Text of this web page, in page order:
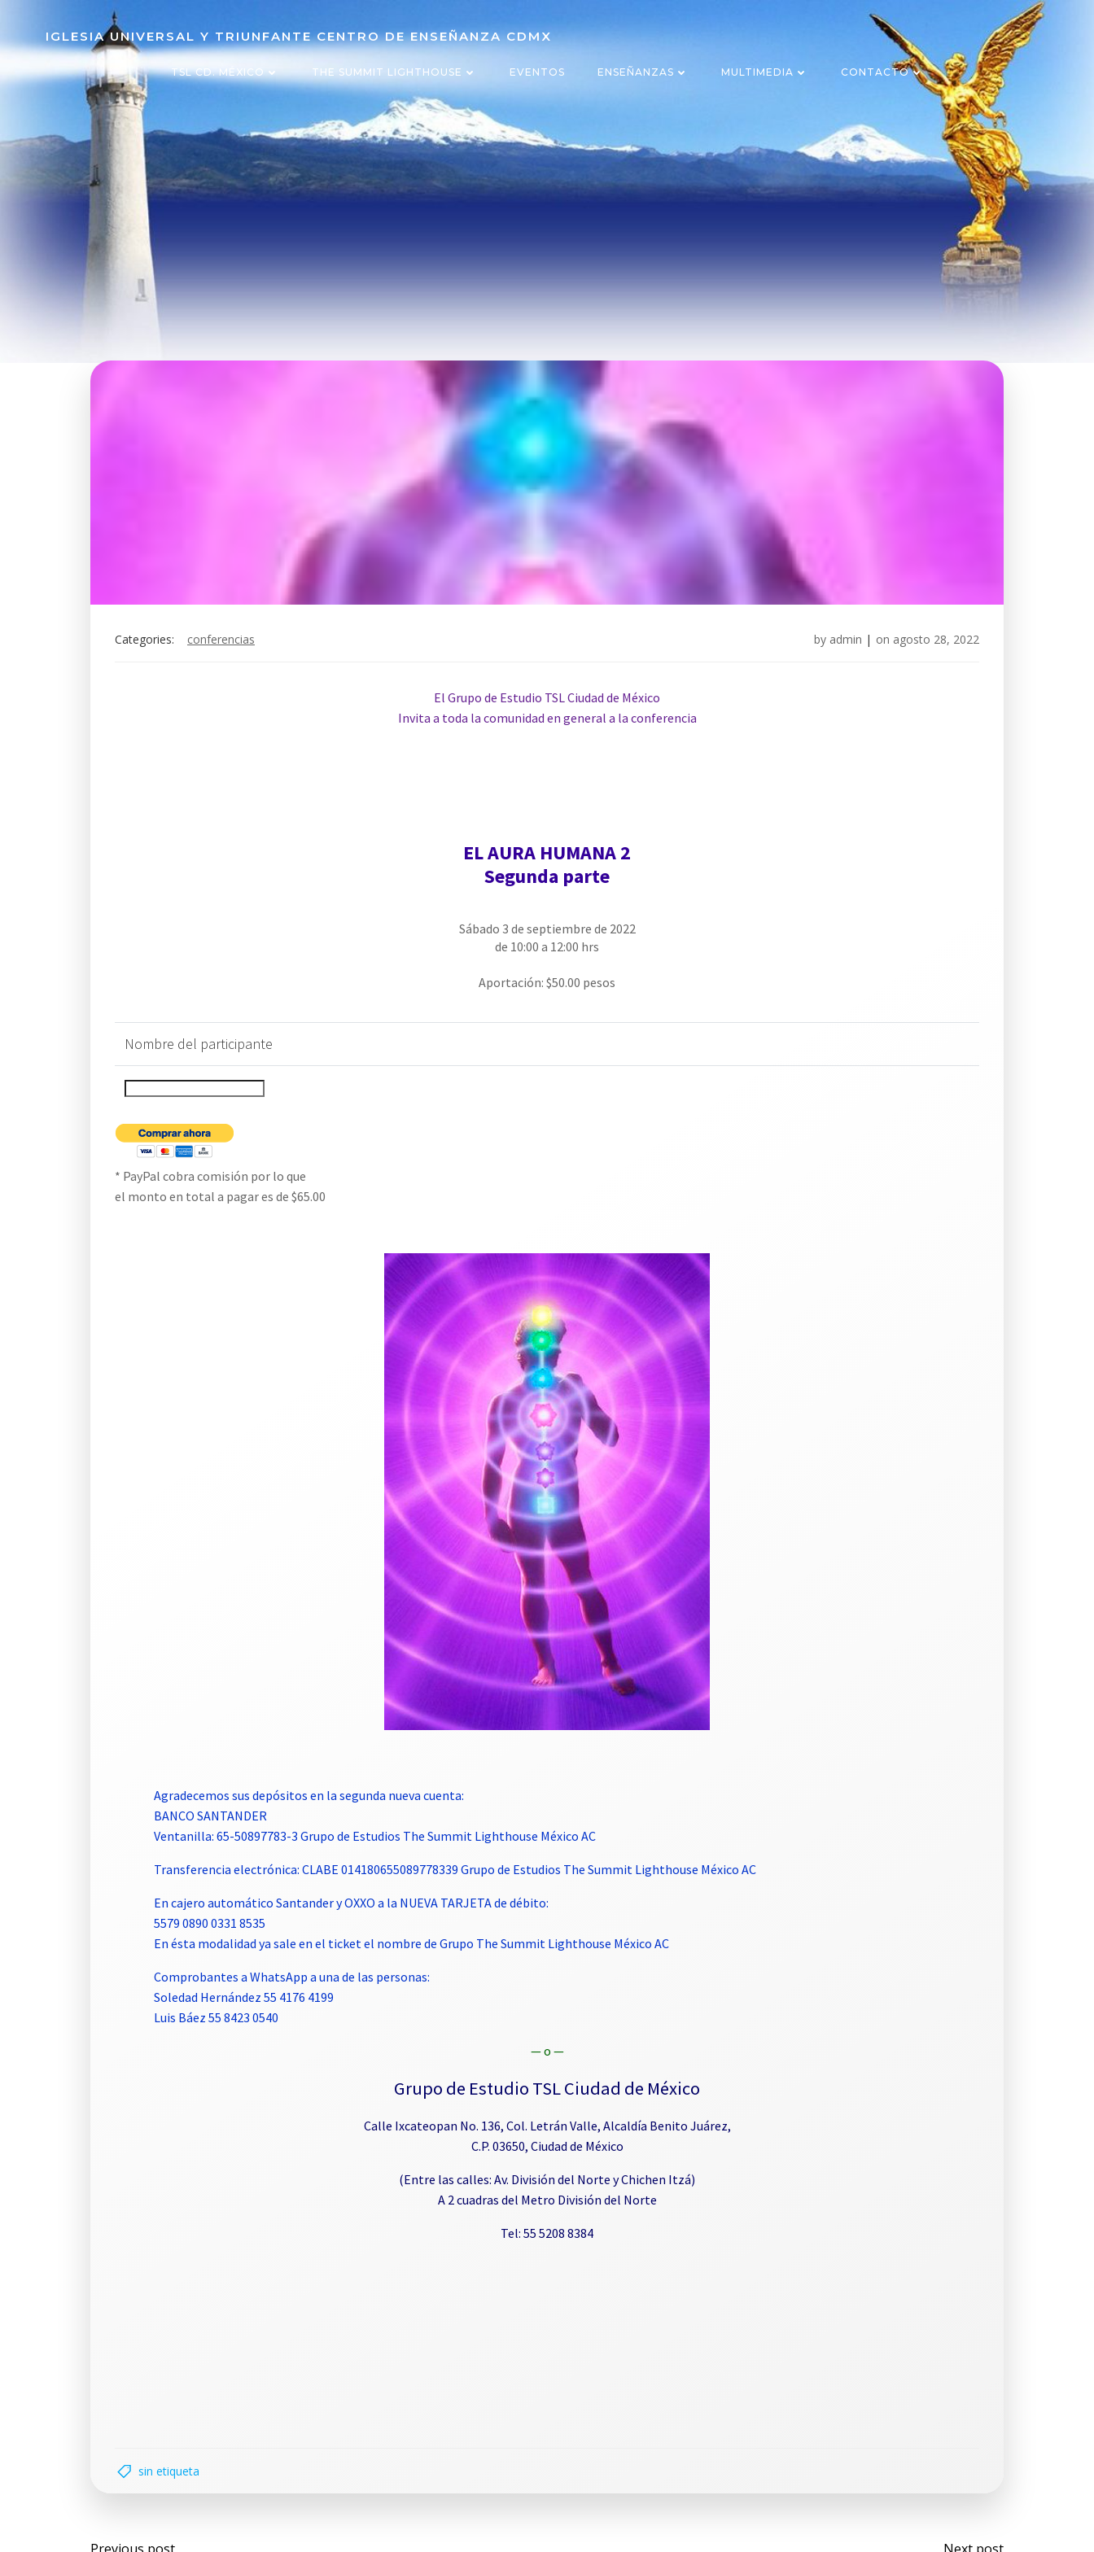
IGLESIA UNIVERSAL Y TRIUNFANTE CENTRO DE ENSEÑANZA CDMX
TSL CD. MÉXICO THE SUMMIT LIGHTHOUSE EVENTOS ENSEÑANZAS MULTIMEDIA CONTACTO
Categories: conferencias by admin | on agosto 28, 2022
El Grupo de Estudio TSL Ciudad de México
Invita a toda la comunidad en general a la conferencia
EL AURA HUMANA 2
Segunda parte
Sábado 3 de septiembre de 2022
de 10:00 a 12:00 hrs
Aportación: $50.00 pesos
Nombre del participante
* PayPal cobra comisión por lo que
el monto en total a pagar es de $65.00
Agradecemos sus depósitos en la segunda nueva cuenta:
BANCO SANTANDER
Ventanilla: 65-50897783-3 Grupo de Estudios The Summit Lighthouse México AC
Transferencia electrónica: CLABE 014180655089778339 Grupo de Estudios The Summit Lighthouse México AC
En cajero automático Santander y OXXO a la NUEVA TARJETA de débito:
5579 0890 0331 8535
En ésta modalidad ya sale en el ticket el nombre de Grupo The Summit Lighthouse México AC
Comprobantes a WhatsApp a una de las personas:
Soledad Hernández 55 4176 4199
Luis Báez 55 8423 0540
— o —
Grupo de Estudio TSL Ciudad de México
Calle Ixcateopan No. 136, Col. Letrán Valle, Alcaldía Benito Juárez,
C.P. 03650, Ciudad de México
(Entre las calles: Av. División del Norte y Chichen Itzá)
A 2 cuadras del Metro División del Norte
Tel: 55 5208 8384
sin etiqueta